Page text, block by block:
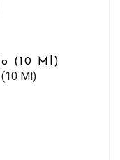
(10 Ml)
Ml)